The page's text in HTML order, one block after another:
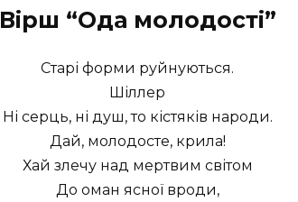
Вірш “Ода молодості”
Старі форми руйнуються.
Шіллер
Ні серць, ні душ, то кістяків народи.
Дай, молодосте, крила!
Хай злечу над мертвим світом
До оман ясної вроди,